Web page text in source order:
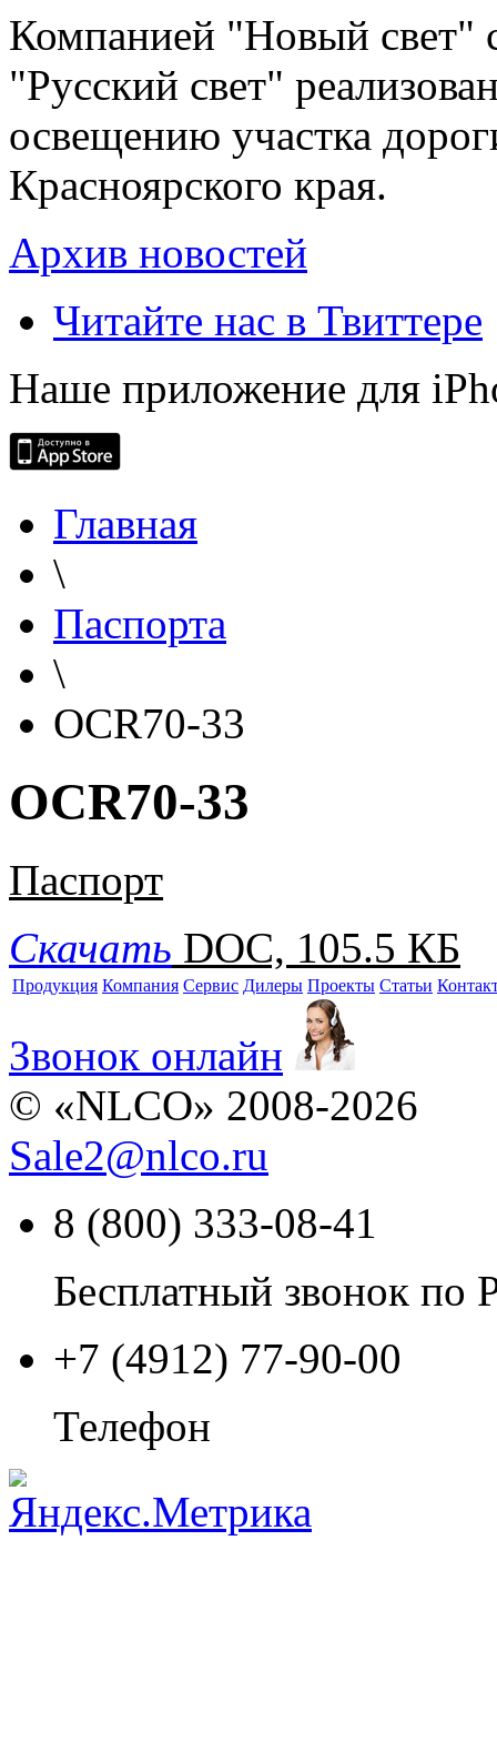
Компанией "Новый свет"
"Русский свет"
освещению участка
Красноярского края.
Архив новостей
Читайте нас в Твиттере
Наше приложение для
Главная
\
Паспорта
\
OCR70-33
OCR70-33
Паспорт
Скачать DOC, 105.5 КБ
Продукция Компания Сервис Дилеры Проекты Статьи
Звонок онлайн
© «NLCO» 2008-2026
Sale2@nlco.ru
8 (800) 333-08-41
Бесплатный звонок по
+7 (4912) 77-90-00
Телефон